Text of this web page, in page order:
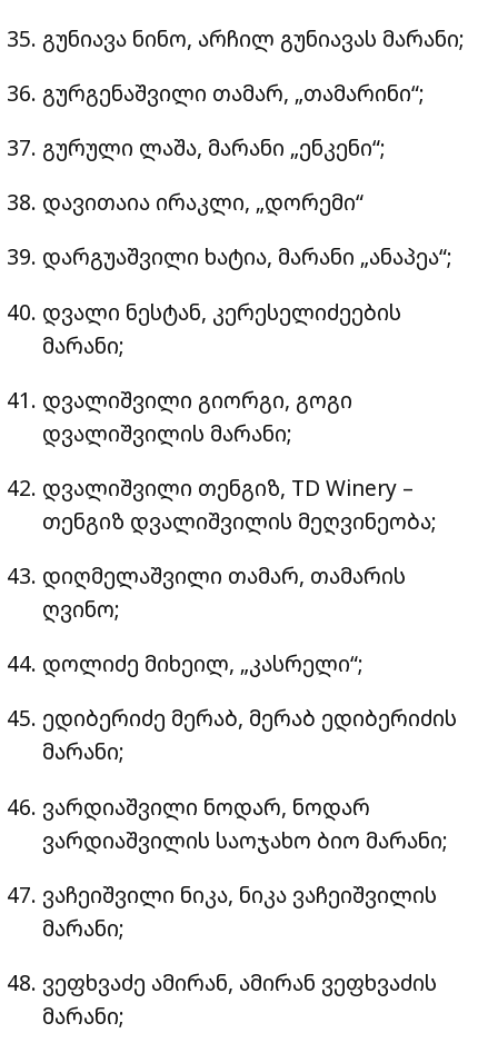
გუნიავა ნინო, არჩილ გუნიავას მარანი;
გურგენაშვილი თამარ, „თამარინი“;
გურული ლაშა, მარანი „ენკენი“;
დავითაია ირაკლი, „დორემი“
დარგუაშვილი ხატია, მარანი „ანაპეა“;
დვალი ნესტან, კერესელიძეების
მარანი;
დვალიშვილი გიორგი, გოგი
დვალიშვილის მარანი;
დვალიშვილი თენგიზ, TD Winery –
თენგიზ დვალიშვილის მეღვინეობა;
დიღმელაშვილი თამარ, თამარის
ღვინო;
დოლიძე მიხეილ, „კასრელი“;
ედიბერიძე მერაბ, მერაბ ედიბერიძის
მარანი;
ვარდიაშვილი ნოდარ, ნოდარ
ვარდიაშვილის საოჯახო ბიო მარანი;
ვაჩეიშვილი ნიკა, ნიკა ვაჩეიშვილის
მარანი;
ვეფხვაძე ამირან, ამირან ვეფხვაძის
მარანი;